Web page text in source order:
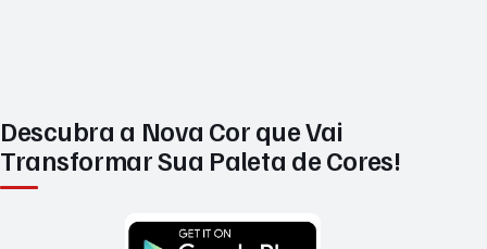
Descubra a Nova Cor que Vai
Transformar Sua Paleta de Cores!